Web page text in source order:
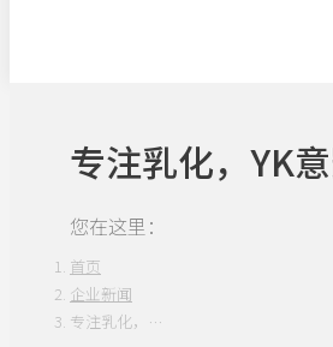
专注乳化，YK
您在这里：
首页
企业新闻
专注乳化，…